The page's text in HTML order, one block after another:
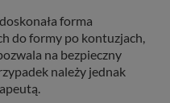
forma
do formy po kontuzjach,
na bezpieczny
należy jednak